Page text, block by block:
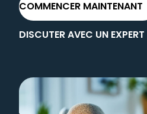
COMMENCER MAINTENANT
DISCUTER AVEC UN EXPERT